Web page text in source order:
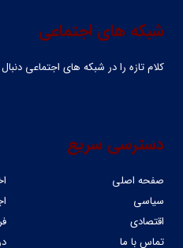
شبکه های اجتماعی
کلام تازه را در شبکه ‌های اجتماعی
دسترسی سریع
صفحه اصلی
سیاسی
اقتصادی
تماس با ما